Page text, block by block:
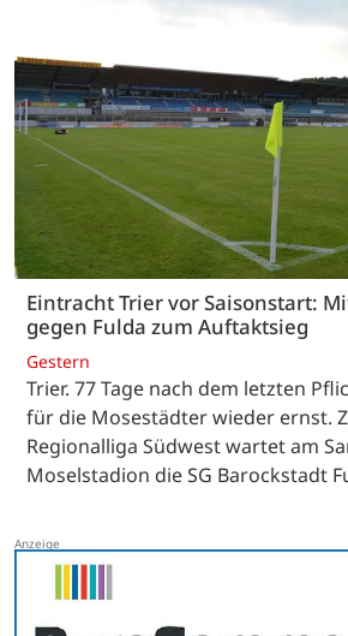
Eintracht Trier vor Saisonstart:
gegen Fulda zum Auftaktsieg
Gestern
Trier. 77 Tage nach dem letzten
für die Mosestädter wieder ernst.
Regionalliga Südwest wartet am
Moselstadion die SG Barockstadt